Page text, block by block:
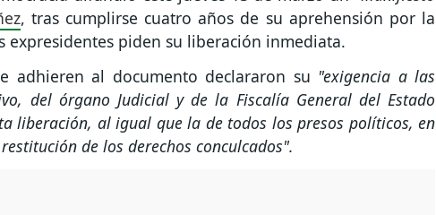
, tras cumplirse cuatro años de su aprehensión por la
expresidentes piden su liberación inmediata.
adhieren al documento declararon su "exigencia a las
del órgano Judicial y de la Fiscalía General del Estado
liberación, al igual que la de todos los presos políticos, en
de los derechos conculcados".